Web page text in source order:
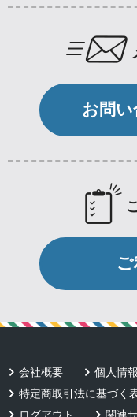
お問
会社概要
個人情
特定商取引法に基づく